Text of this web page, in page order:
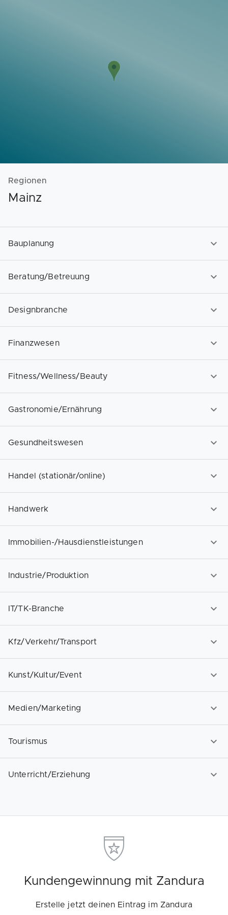
Webinare
Regionen
Mainz
Bauplanung
Beratung/Betreuung
Designbranche
Finanzwesen
Fitness/Wellness/Beauty
Gastronomie/Ernährung
Gesundheitswesen
Handel (stationär/online)
Handwerk
Immobilien-/Hausdienstleistungen
Industrie/Produktion
IT/TK-Branche
Kfz/Verkehr/Transport
Kunst/Kultur/Event
Medien/Marketing
Tourismus
Unterricht/Erziehung
Kundengewinnung mit Zandura
Erstelle jetzt deinen Eintrag im Zandura